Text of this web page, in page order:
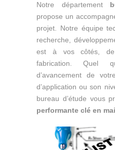
Notre département
propose un
projet. Notre équipe
recherche,
est à vos côtés,
fabrication. Quel
d’avancement de
d’application ou son
bureau d’étude vous
performante clé en